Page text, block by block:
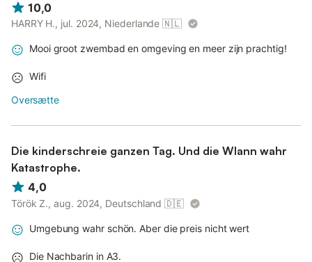
10,0
HARRY H., jul. 2024, Niederlande 🇳🇱
Mooi groot zwembad en omgeving en meer zijn prachtig!
Wifi
Oversætte
Die kinderschreie ganzen Tag. Und die Wlann wahr
Katastrophe.
4,0
Török Z., aug. 2024, Deutschland 🇩🇪
Umgebung wahr schön. Aber die preis nicht wert
Die Nachbarin in A3.